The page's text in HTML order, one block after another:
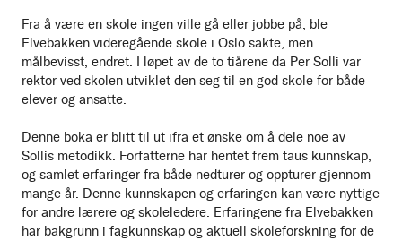
Fra å være en skole ingen ville gå eller jobbe på, ble
Elvebakken videregående skole i Oslo sakte, men
målbevisst, endret. I løpet av de to tiårene da Per Solli var
rektor ved skolen utviklet den seg til en god skole for både
elever og ansatte.
Denne boka er blitt til ut ifra et ønske om å dele noe av
Sollis metodikk. Forfatterne har hentet frem taus kunnskap,
og samlet erfaringer fra både nedturer og oppturer gjennom
mange år. Denne kunnskapen og erfaringen kan være nyttige
for andre lærere og skoleledere. Erfaringene fra Elvebakken
har bakgrunn i fagkunnskap og aktuell skoleforskning for de